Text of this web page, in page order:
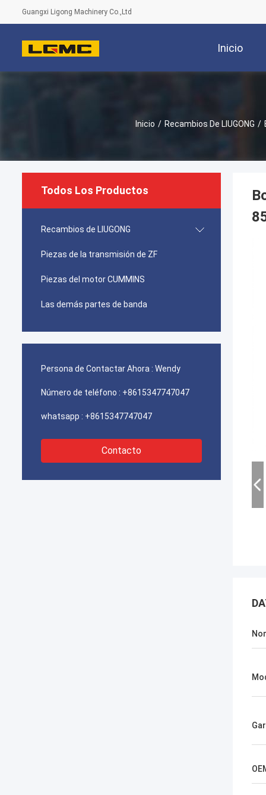
Guangxi Ligong Machinery Co.,Ltd
Inicio
Inicio / Recambios De LIUGONG /
Todos Los Productos
Recambios de LIUGONG
Piezas de la transmisión de ZF
Piezas del motor CUMMINS
Las demás partes de banda
Persona de Contactar Ahora : Wendy
Número de teléfono : +8615347747047
whatsapp : +8615347747047
Contacto